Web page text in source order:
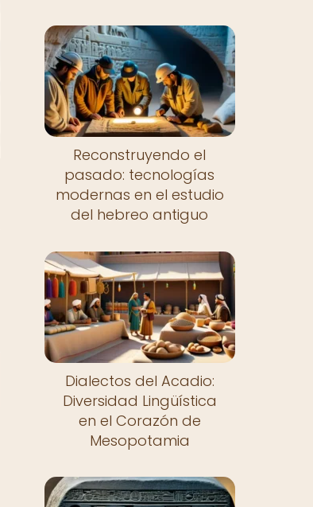
Reconstruyendo el
pasado: tecnologías
modernas en el estudio
del hebreo antiguo
Dialectos del Acadio:
Diversidad Lingüística
en el Corazón de
Mesopotamia